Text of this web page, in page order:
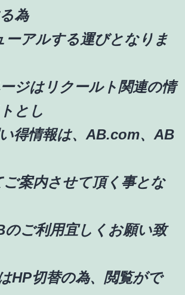
為
ーアルする運びとなりま
ジはリクールト関連の情
とし
得情報は、AB.com、AB
ご案内させて頂く事とな
のご利用宜しくお願い致
HP切替の為、閲覧がで